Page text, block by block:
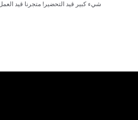
شيء كبير قيد التحضير! متجرنا قيد